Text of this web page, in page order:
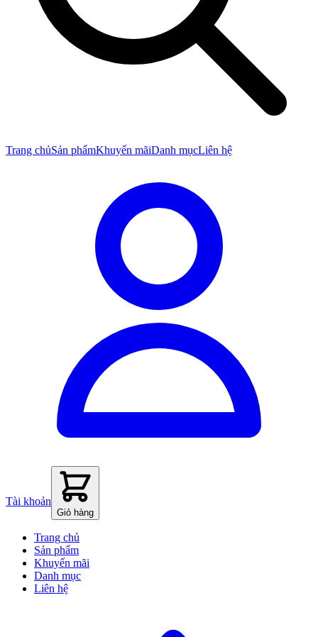
Trang chủSản phẩmKhuyến mãiDanh mụcLiên hệ
Tài khoản
Giỏ hàng
Trang chủ
Sản phẩm
Khuyến mãi
Danh mục
Liên hệ